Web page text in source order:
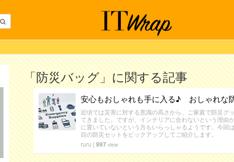
「防災バッグ」に関する記事
安心もおしゃれも手に入る♪ おしゃれな
近頃では災害に対する意識の高さから、ご家庭で防災グ
てきました。ですが、インテリアに合わないという理由
に置いていないという方もいらっしゃるようです。今回
目の防災セットをピックアップしてご紹介します。
ruru | 997 view